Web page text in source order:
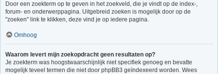
Door een zoekterm op te geven in het zoekveld, die je vindt op de index-,
forum- en onderwerppagina. Uitgebreid zoeken is mogelijk door op de
"zoeken" link te klikken, deze vind je op iedere pagina.
Omhoog
Waarom levert mijn zoekopdracht geen resultaten op?
Je zoekterm was hoogstwaarschijnlijk niet specifiek genoeg en bevatte
mogelijk teveel termen die niet door phpBB3 geïndexeerd worden. Wees